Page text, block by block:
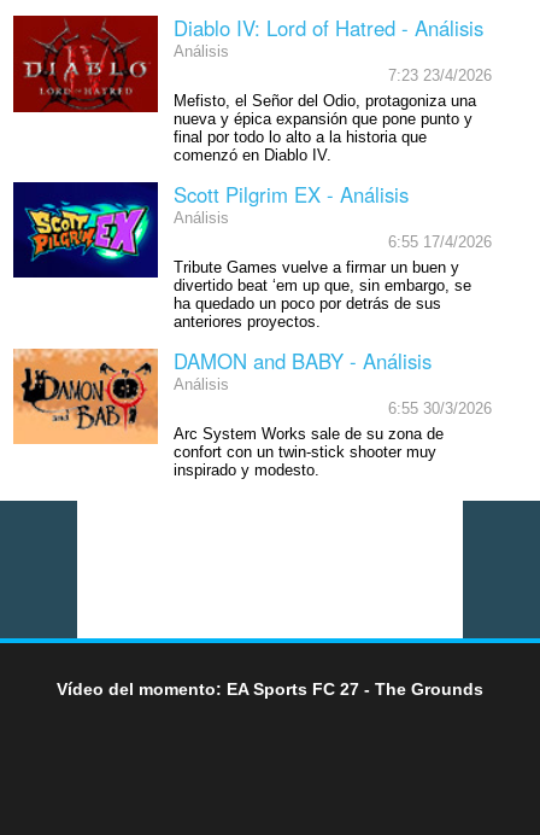
Diablo IV: Lord of Hatred - Análisis
Análisis
7:23 23/4/2026
Mefisto, el Señor del Odio, protagoniza una
nueva y épica expansión que pone punto y
final por todo lo alto a la historia que
comenzó en Diablo IV.
Scott Pilgrim EX - Análisis
Análisis
6:55 17/4/2026
Tribute Games vuelve a firmar un buen y
divertido beat ‘em up que, sin embargo, se
ha quedado un poco por detrás de sus
anteriores proyectos.
DAMON and BABY - Análisis
Análisis
6:55 30/3/2026
Arc System Works sale de su zona de
confort con un twin-stick shooter muy
inspirado y modesto.
Vídeo del momento: EA Sports FC 27 - The Grounds